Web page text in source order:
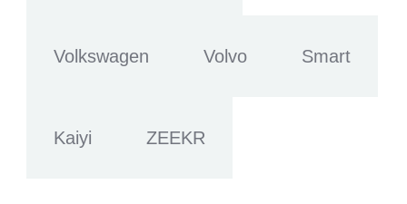
Volkswagen Volvo Smart
Kaiyi ZEEKR